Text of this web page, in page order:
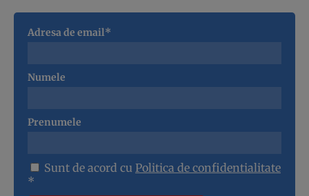
Adresa de email*
Numele
Prenumele
Sunt de acord cu Politica de confidentialitate
*